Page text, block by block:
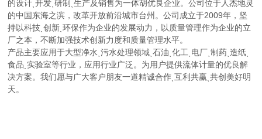
的设计ˎ开发ˎ研制ˎ生产及销售为一体胡优良企业。公司位于人杰地灵
的中国东海之滨，改革开放前沿城市台州。公司成立于2009年，坚
持以科技ˎ创新ˎ环保作为企业的发展动力，以质量管理作为企业的立
厂之本，不断加强技术创新力度和质量管理水平。
产品主要应用于大型净水ˎ污水处理领域ˎ石油ˎ化工ˎ电厂ˎ制药ˎ造纸ˎ
食品ˎ实验室等行业，应用行业广泛。为用户提供流体计量的优良解
决方案。我们愿与广大客户朋友一道精诚合作ˎ互利共赢ˎ共创美好明
天。